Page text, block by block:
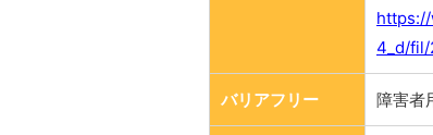
4_d/fil/
バリアフリー 障害者